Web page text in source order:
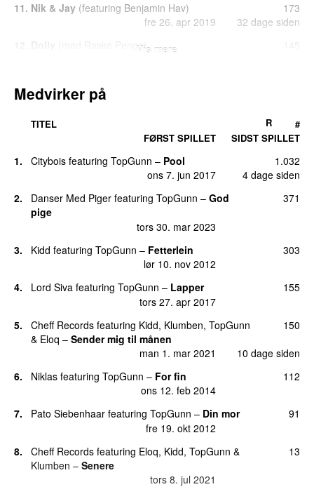
11. Nik & Jay (featuring Benjamin Hav)
fre 26. apr 2019
32 dage siden
173
Raske Penge)
Undskyld jeg ringer
fre 22. mar 2019
107
15.
Hemligt nummer
lør 12. jan 2013
104
16.
Man kan ikke stole på en pige med en lille røv
73
Shaq Boosie)
fre 20. maj 2011
søn 21. dec 2014
lør 25. aug 2018
No Skrub$ (featuring Medina)
tors 23. apr 2020
21.
21
tirs 24. sep 2013
18
22. Jeg brækker mig (med Barbara Moleko& Ivan
fre 7. dec 2012
17
Detaljen (featuring
tors 1. aug 2019
Vis mere
Medvirker på
TITEL
FØRST SPILLET
SIDST SPILLET
R #
1. Citybois featuring TopGunn – Pool
ons 7. jun 2017
4 dage siden
1.032
2. Danser Med Piger featuring TopGunn – God
pige
tors 30. mar 2023
371
3. Kidd featuring TopGunn – Fetterlein
lør 10. nov 2012
303
4. Lord Siva featuring TopGunn – Lapper
tors 27. apr 2017
155
5. Cheff Records featuring Kidd, Klumben, TopGunn
& Eloq – Sender mig til månen
man 1. mar 2021
10 dage siden
150
6. Niklas featuring TopGunn – For fin
ons 12. feb 2014
112
7. Pato Siebenhaar featuring TopGunn – Din mor
fre 19. okt 2012
91
8. Cheff Records featuring Eloq, Kidd, TopGunn &
Klumben – Senere
tors 8. jul 2021
13